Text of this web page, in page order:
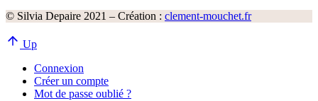
© Silvia Depaire 2021 – Création : clement-mouchet.fr
Up
Connexion
Créer un compte
Mot de passe oublié ?